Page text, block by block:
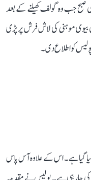
ہیں۔ ہفتہ کی صبح جب وہ گولف کھیلنے کے بعد
بیوی موہنی کی لاش فرش پر پڑی
کو اطلاع دی۔
گیا ہے۔ اس کے علاوہ آس پاس